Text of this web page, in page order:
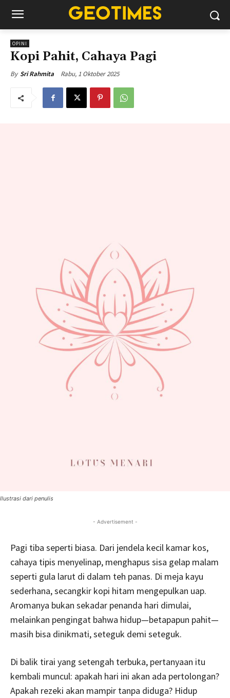
OPINI
Kopi Pahit, Cahaya Pagi
By Sri Rahmita Rabu, 1 Oktober 2025
Ilustrasi dari penulis
- Advertisement -
Pagi tiba seperti biasa. Dari jendela kecil kamar kos,
cahaya tipis menyelinap, menghapus sisa gelap malam
seperti gula larut di dalam teh panas. Di meja kayu
sederhana, secangkir kopi hitam mengepulkan uap.
Aromanya bukan sekadar penanda hari dimulai,
melainkan pengingat bahwa hidup—betapapun pahit—
masih bisa dinikmati, seteguk demi seteguk.
Di balik tirai yang setengah terbuka, pertanyaan itu
kembali muncul: apakah hari ini akan ada pertolongan?
Apakah rezeki akan mampir tanpa diduga? Hidup